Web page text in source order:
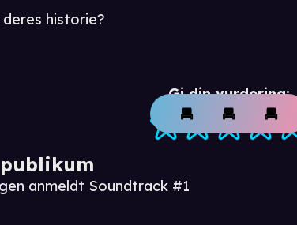
Gi din vurdering:
anmeldt Soundtrack #1
historie?